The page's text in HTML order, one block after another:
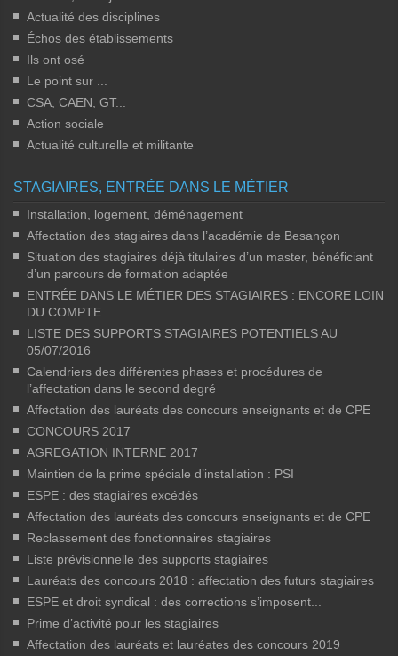
Actualité des disciplines
Échos des établissements
Ils ont osé
Le point sur ...
CSA, CAEN, GT...
Action sociale
Actualité culturelle et militante
STAGIAIRES, ENTRÉE DANS LE MÉTIER
Installation, logement, déménagement
Affectation des stagiaires dans l’académie de Besançon
Situation des stagiaires déjà titulaires d’un master, bénéficiant
d’un parcours de formation adaptée
ENTRÉE DANS LE MÉTIER DES STAGIAIRES : ENCORE LOIN
DU COMPTE
LISTE DES SUPPORTS STAGIAIRES POTENTIELS AU
05/07/2016
Calendriers des différentes phases et procédures de
l’affectation dans le second degré
Affectation des lauréats des concours enseignants et de CPE
CONCOURS 2017
AGREGATION INTERNE 2017
Maintien de la prime spéciale d’installation : PSI
ESPE : des stagiaires excédés
Affectation des lauréats des concours enseignants et de CPE
Reclassement des fonctionnaires stagiaires
Liste prévisionnelle des supports stagiaires
Lauréats des concours 2018 : affectation des futurs stagiaires
ESPE et droit syndical : des corrections s’imposent...
Prime d’activité pour les stagiaires
Affectation des lauréats et lauréates des concours 2019